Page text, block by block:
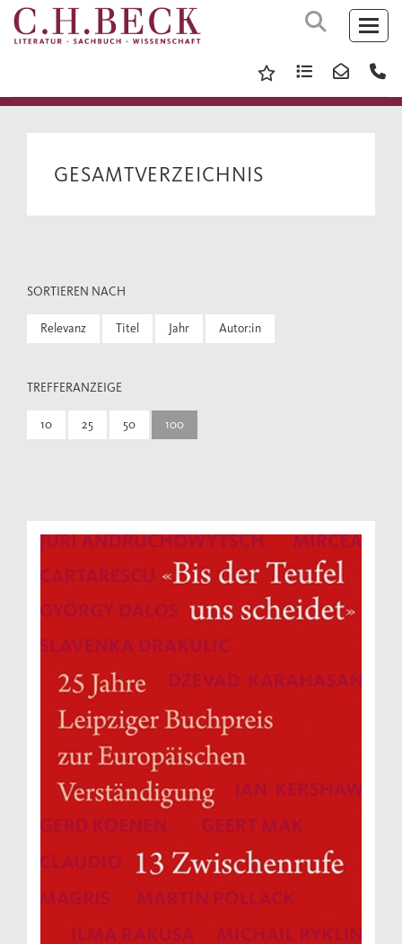
GESAMTVERZEICHNIS
SORTIEREN NACH
Relevanz Titel Jahr Autor:in
TREFFERANZEIGE
10 25 50 100